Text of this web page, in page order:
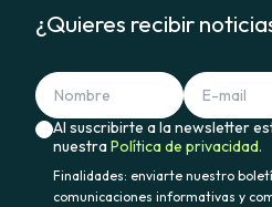
¿Quieres recibir
Al suscribirte a la newsletter
nuestraPolítica de privacidad.
Finalidades: enviarte nuestro
comunicaciones informativas y